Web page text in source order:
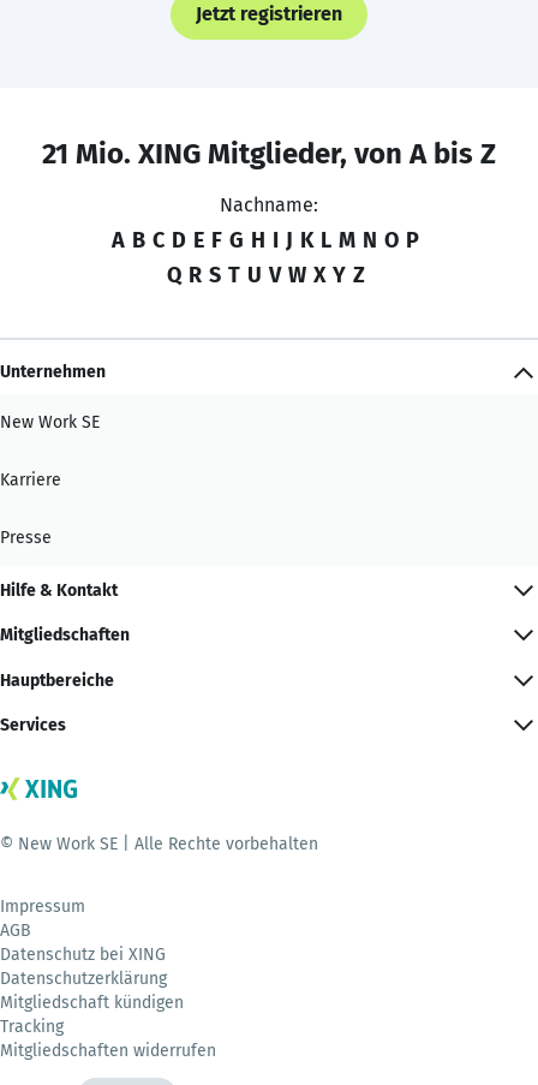
Jetzt registrieren
21 Mio. XING Mitglieder, von A bis Z
Nachname:
A B C D E F G H I J K L M N O P
Q R S T U V W X Y Z
Unternehmen
New Work SE
Karriere
Presse
Hilfe & Kontakt
Mitgliedschaften
Hauptbereiche
Services
© New Work SE | Alle Rechte vorbehalten
Impressum
AGB
Datenschutz bei XING
Datenschutzerklärung
Mitgliedschaft kündigen
Tracking
Mitgliedschaften widerrufen